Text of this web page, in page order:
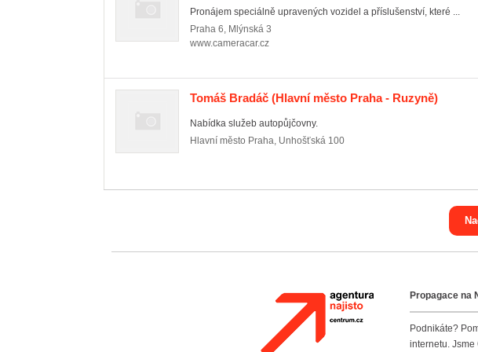
Pronájem speciálně upravených vozidel a příslušenství, které ...
Praha 6, Mlýnská 3
www.cameracar.cz
Tomáš Bradáč (Hlavní město Praha - Ruzyně)
Nabídka služeb autopůjčovny.
Hlavní město Praha, Unhošťská 100
Agentura Najisto
Propagace na
Podnikáte?
internetu. Jsme